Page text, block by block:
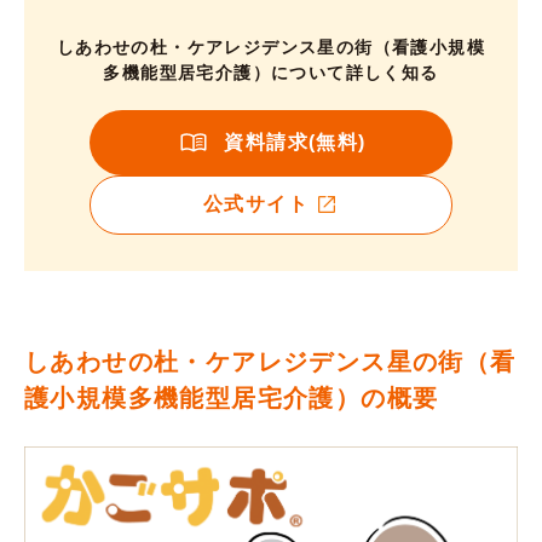
しあわせの杜・ケアレジデンス星の街（看護小規模
多機能型居宅介護）について詳しく知る
資料請求(無料)
公式サイト
しあわせの杜・ケアレジデンス星の街（看
護小規模多機能型居宅介護）の概要